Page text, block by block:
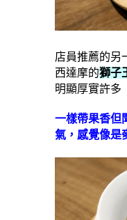
店員推薦的另
西達摩的獅子
明顯厚實許多
一樣帶果香但
氣，感覺像是